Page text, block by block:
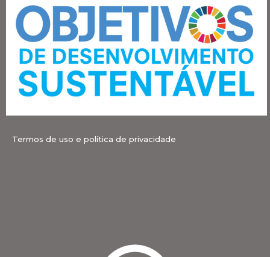
Termos de uso e política de privacidade